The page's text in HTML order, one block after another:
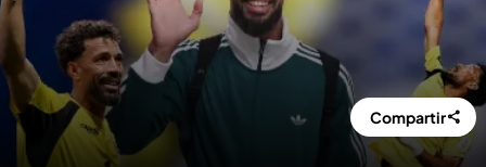
Compartir